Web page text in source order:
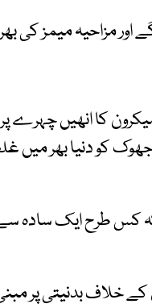
مزاحیہ میمز کی
کا انھیں چہرے
کو دنیا بھر میں غلط
کہ کس طرح ایک سادہ
کے خلاف بدنیتی پر